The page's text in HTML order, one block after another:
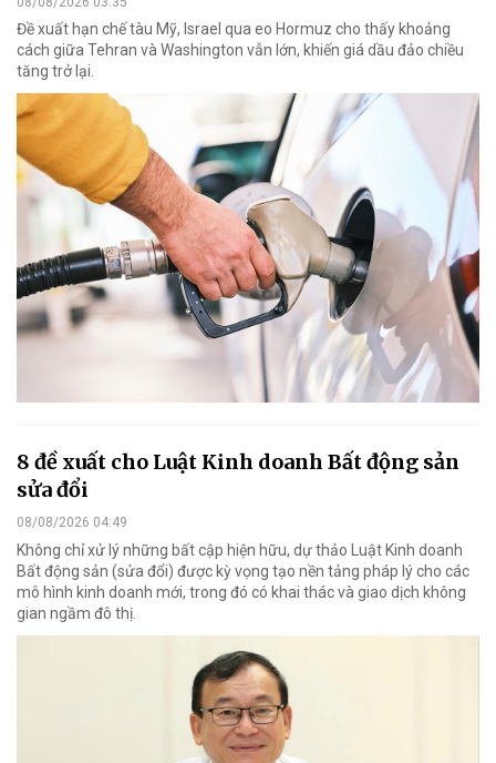
Đề xuất hạn chế tàu Mỹ, Israel qua eo Hormuz cho thấy khoảng
cách giữa Tehran và Washington vẫn lớn, khiến giá dầu đảo chiều
tăng trở lại.
8 đề xuất cho Luật Kinh doanh Bất động sản
sửa đổi
08/08/2026 04:49
Không chỉ xử lý những bất cập hiện hữu, dự thảo Luật Kinh doanh
Bất động sản (sửa đổi) được kỳ vọng tạo nền tảng pháp lý cho các
mô hình kinh doanh mới, trong đó có khai thác và giao dịch không
gian ngầm đô thị.